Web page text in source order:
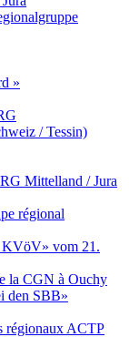
»
/ Tessin)
Mittelland / Jura
régional
KVöV» vom 21.
la CGN à Ouchy
den SBB»
régionaux ACTP